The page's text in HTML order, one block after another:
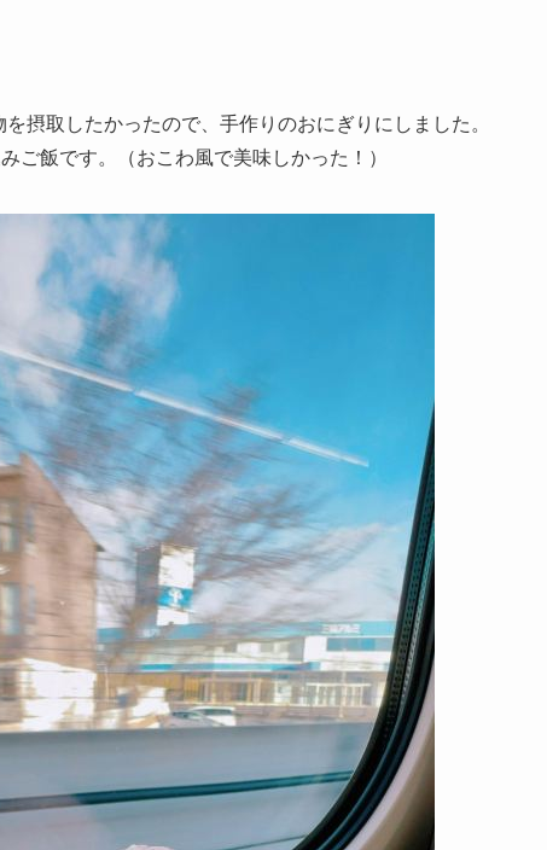
摂取したかったので、手作りのおにぎりにしました。
ご飯です。（おこわ風で美味しかった！）